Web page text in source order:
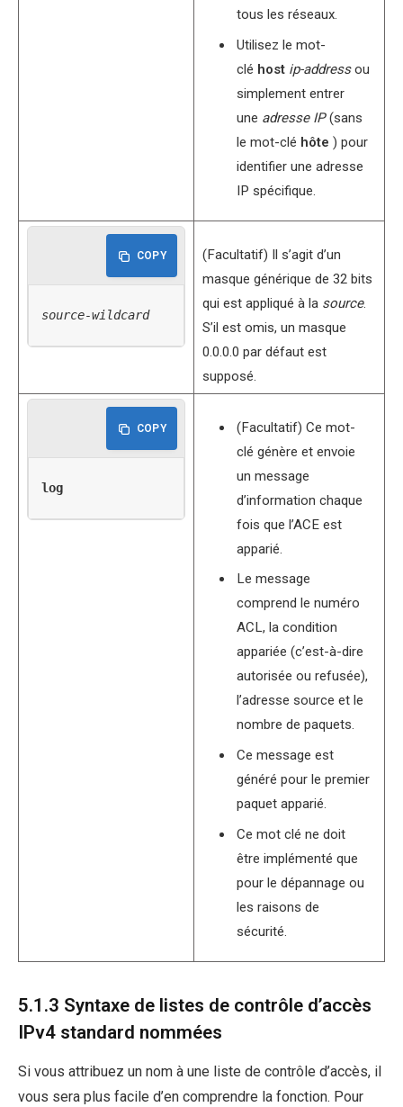
tous les réseaux.
Utilisez le mot-
clé host ip-addressou
simplement entrer
une adresse IP(sans
le mot-clé hôte ) pour
identifier une adresse
IP spécifique.
COPY
source-wildcard
(Facultatif) Il s’agit d’un
masque générique de 32 bits
qui est appliqué à la source.
S’il est omis, un masque
0.0.0.0 par défaut est
supposé.
COPY
log
(Facultatif) Ce mot-
clé génère et envoie
un message
d’information chaque
fois que l’ACE est
apparié.
Le message
comprend le numéro
ACL, la condition
appariée (c’est-à-dire
autorisée ou refusée),
l’adresse source et le
nombre de paquets.
Ce message est
généré pour le premier
paquet apparié.
Ce mot clé ne doit
être implémenté que
pour le dépannage ou
les raisons de
sécurité.
5.1.3 Syntaxe de listes de contrôle d’accès
IPv4 standard nommées
Si vous attribuez un nom à une liste de contrôle d’accès, il
vous sera plus facile d’en comprendre la fonction. Pour